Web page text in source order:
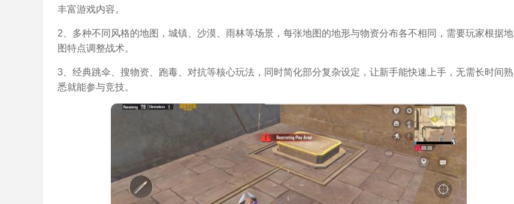
丰富游戏内容。
2、多种不同风格的地图，城镇、沙漠、雨林等场景，每张地图的地形与物资分布各不相同，需要玩家根据地
图特点调整战术。
3、经典跳伞、搜物资、跑毒、对抗等核心玩法，同时简化部分复杂设定，让新手能快速上手，无需长时间熟
悉就能参与竞技。